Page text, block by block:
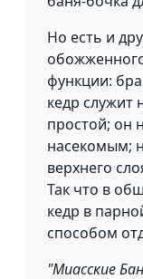
Но есть и
функции:
кедр служит
простой; он
насекомым;
верхнего
Так что в
кедр в
способом
"Миасские